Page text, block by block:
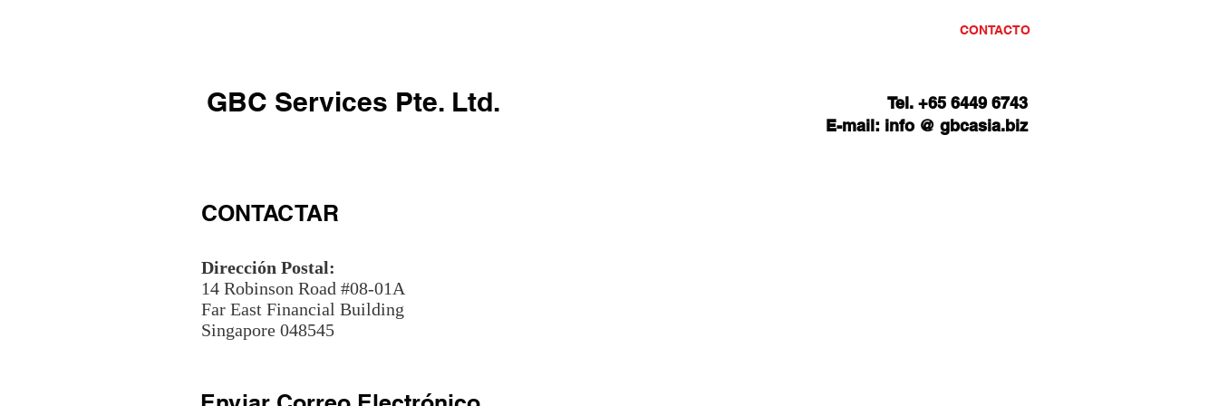
CONTACTO
GBC Services Pte. Ltd.​ Tel. +65 6449 6743​
E-mail: info @ gbcasia.biz
CONTACTAR
Dirección Postal:
14 Robinson Road #08-01A
Far East Financial Building
Singapore 048545